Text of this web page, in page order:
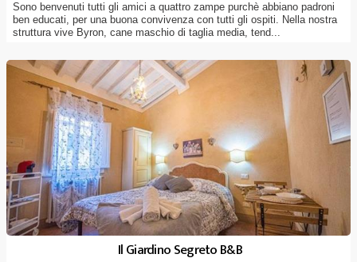
Sono benvenuti tutti gli amici a quattro zampe purchè abbiano padroni
ben educati, per una buona convivenza con tutti gli ospiti. Nella nostra
struttura vive Byron, cane maschio di taglia media, tend...
Il Giardino Segreto B&B